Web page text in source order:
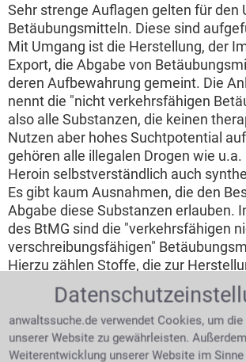
Sehr strenge Auflagen gelten für den
Betäubungsmitteln. Diese sind
Mit Umgang ist die Herstellung, der
Export, die Abgabe von
deren Aufbewahrung gemeint. Die
nennt die "nicht verkehrsfähigen
also alle Substanzen, die keinen
Nutzen aber hohes Suchtpotential
gehören alle illegalen Drogen wie
Heroin selbstverständlich auch
Es gibt kaum Ausnahmen, die den
Abgabe diese Substanzen erlauben.
des BtMG sind die "verkehrsfähigen
verschreibungsfähigen"
Hierzu zählen Stoffe, die zur
therapeutisch wirksamer
werden. Anlage III des BtMG listet
die verkehrsfähig und
des Arztes, oder der Apotheken) bzw.
verschreibungspflichtig (aus
anwaltssuche.de verwendet Cookies, um
unserer Website zu gewährleisten.
Weiterentwicklung unserer Website im